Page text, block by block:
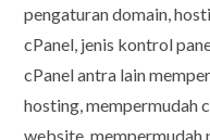
pengaturan domain,
cPanel, jenis kontrol
cPanel antra lain
hosting, mempermudah
website, mempermudah